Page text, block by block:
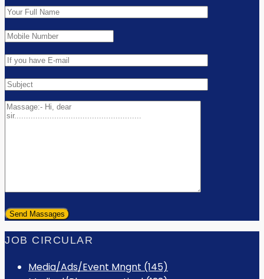
JOB CIRCULAR
Media/Ads/Event Mngnt (145)